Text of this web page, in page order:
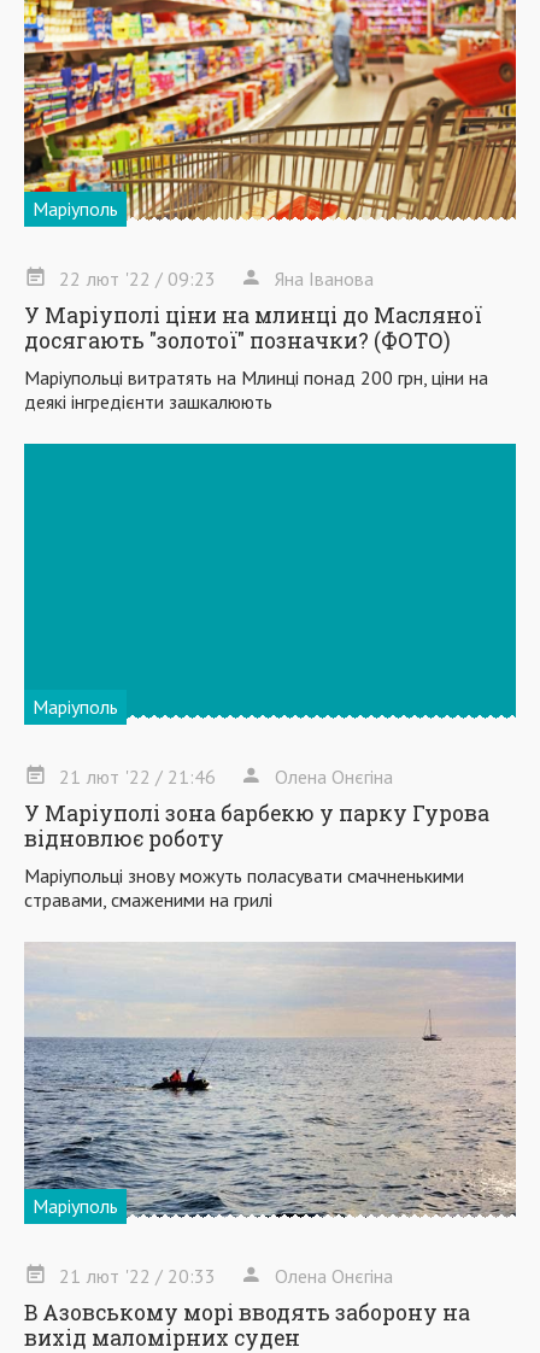
Маріуполь
22 лют '22 / 09:23 Яна Іванова
У Маріуполі ціни на млинці до Масляної
досягають "золотої" позначки? (ФОТО)
Маріупольці витратять на Млинці понад 200 грн, ціни на
деякі інгредієнти зашкалюють
Маріуполь
21 лют '22 / 21:46 Олена Онєгіна
У Маріуполі зона барбекю у парку Гурова
відновлює роботу
Маріупольці знову можуть поласувати смачненькими
стравами, смаженими на грилі
Маріуполь
21 лют '22 / 20:33 Олена Онєгіна
В Азовському морі вводять заборону на
вихід маломірних суден